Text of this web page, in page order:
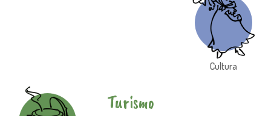
Cultura
Turismo